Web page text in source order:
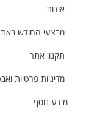
אודות
מבצעי החודש
תקנון אתר
מדיניות פרטיות
מידע נוסף